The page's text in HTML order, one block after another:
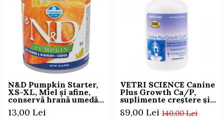
N&D Pumpkin Starter,
XS-XL, Miel și afine,
conservă hrană umedă
fără cereale câini
junior, (în sos), 285g
13,00 Lei
VETRI SCIENCE Canine
Plus Growth Ca/P,
suplimente creștere și
vitalitate câini, 45
Tablete masticabile
140,00 Lei
89,00 Lei